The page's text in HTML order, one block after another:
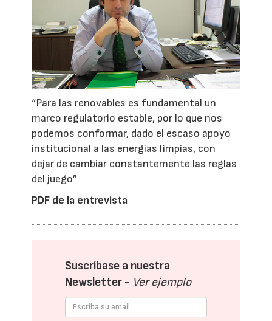
“Para las renovables es fundamental un
marco regulatorio estable, por lo que nos
podemos conformar, dado el escaso apoyo
institucional a las energías limpias, con
dejar de cambiar constantemente las reglas
del juego”
PDF de la entrevista
Suscríbase a nuestra
Newsletter - Ver ejemplo